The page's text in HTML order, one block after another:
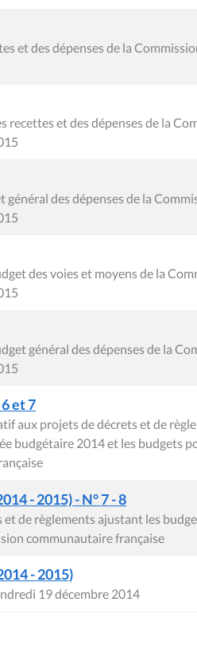
et des dépenses de la
recettes et des dépenses de la
des dépenses de la
des voies et moyens de la
général des dépenses de la
et 7
aux projets de décrets et de
budgétaire 2014 et les budgets
- 2015) - N° 7 - 8
de règlements ajustant les
communautaire française
- 2015)
19 décembre 2014